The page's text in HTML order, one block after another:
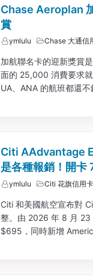
Chase Aeroplan
賞
ymlulu Chase 大通信
加航聯名卡的迎新獎賞
面的 25,000 消費要求
UA、ANA 的航班都還
Citi AAdvantage
是各種報銷！開卡
ymlulu Citi 花旗信用
Citi 和美國航空宣布對
整。由 2026 年 8 月 23
$695，同時新增